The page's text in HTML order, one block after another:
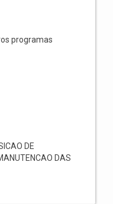
programas
DE
DAS